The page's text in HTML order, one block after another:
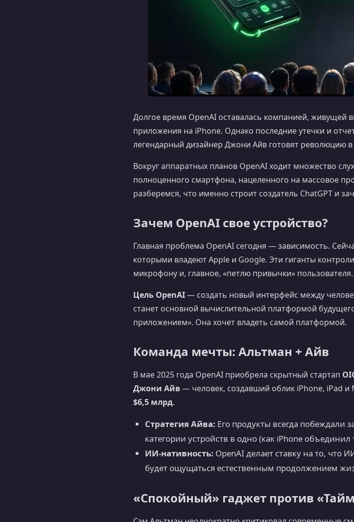
Долгое время OpenAI оставалась компанией, живущей
приложения на iPhone. Однако последние утечки и
легендарный дизайнер Джони Айв готовят революцию в
Вокруг аппаратных планов OpenAI ходит множество
полноценного смартфона, нацеленного на массовое
разберемся, что именно строит создатель ChatGPT и
Зачем OpenAI свое устройство?
Главная проблема OpenAI сегодня — зависимость.
которыми владеют Apple и Google. Эти гиганты
микрофону и, главное, «петлю привычки» пользователя.
Цель OpenAI— создать новый интерфейс между
станет основной вычислительной платформой
приложением». Она хочет владеть самой платформой.
Команда мечты: Альтман + Айв
В мае 2025 года OpenAI приобрела скрытный стартап
Джони Айв— человек, создавший облик iPhone, iPad и
$6,5 млрд.
Стратегия Айва: Его продукты всегда побеждали
категории устройств в одно (как iPhone
ИИ-нативность: OpenAI делает ставку на то,
будет ощущаться естественным продолжением
«Спокойный» гаджет против